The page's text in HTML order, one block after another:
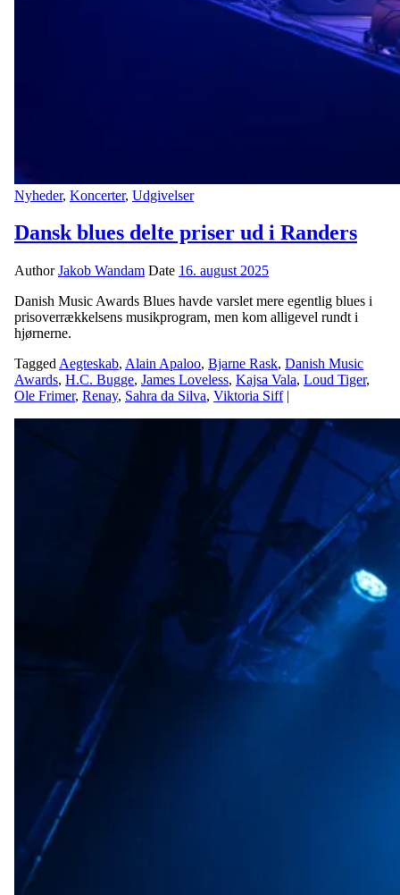
Nyheder, Koncerter, Udgivelser
Dansk blues delte priser ud i Randers
AuthorJakob Wandam Date 16. august 2025
Danish Music Awards Blues havde varslet mere egentlig blues i
prisoverrækkelsens musikprogram, men kom alligevel rundt i
hjørnerne.
Tagged Aegteskab, Alain Apaloo, Bjarne Rask, Danish Music
Awards, H.C. Bugge, James Loveless, Kajsa Vala, Loud Tiger,
Ole Frimer, Renay, Sahra da Silva, Viktoria Siff |